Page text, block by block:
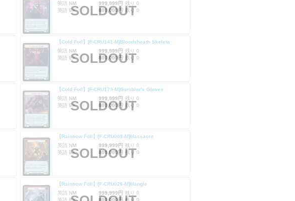
英語 NM
999,999円 残り 0
英語 EX
800,000円 残り 0
SOLDOUT
【Cold Foil】[F-CRU141-M]Bloodsheath Skeleta
英語 NM
999,999円 残り 0
英語 EX
800,000円 残り 0
SOLDOUT
【Cold Foil】[F-CRU179-M]Gambler's Gloves
英語 NM
999,999円 残り 0
英語 EX
800,000円 残り 0
SOLDOUT
【Rainbow Foil】[F-CRU008-M]Massacre
英語 NM
999,999円 残り 0
英語 EX
800,000円 残り 0
SOLDOUT
【Rainbow Foil】[F-CRU026-M]Mangle
英語 NM
999,999円 残り 0
英語 EX
800,000円 残り 0